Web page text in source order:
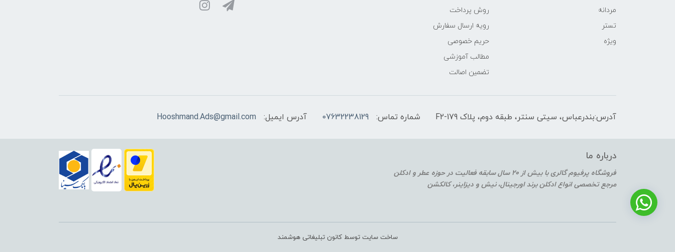
مردانه
تستر
ویژه
روش پرداخت
رویه ارسال سفارش
حریم خصوصی
مطالب آموزشی
تضمین اصالت
آدرس:بندرعباس، سیتی سنتر، طبقه دوم، پلاک F2-179 شماره تماس: 07632238129 آدرس ایمیل: Hooshmand.Ads@gmail.com
درباره ما
فروشگاه پرفیوم گالری با بیش از 20 سال سابقه فعالیت در حوزه عطر و ادکلن
مرجع تخصصی انواع ادکلن برند اورجینال، نیش و دیزاینر، کالکشن
ساخت سایت توسط کانون تبلیغاتی هوشمند